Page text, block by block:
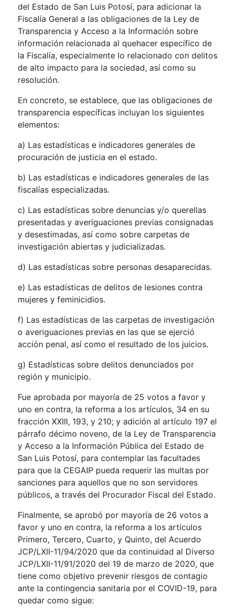
del Estado de San Luis Potosí, para adicionar la
Fiscalía General a las obligaciones de la Ley de
Transparencia y Acceso a la Información sobre
información relacionada al quehacer específico de
la Fiscalía, especialmente lo relacionado con delitos
de alto impacto para la sociedad, así como su
resolución.
En concreto, se establece, que las obligaciones de
transparencia específicas incluyan los siguientes
elementos:
a) Las estadísticas e indicadores generales de
procuración de justicia en el estado.
b) Las estadísticas e indicadores generales de las
fiscalías especializadas.
c) Las estadísticas sobre denuncias y/o querellas
presentadas y averiguaciones previas consignadas
y desestimadas, así como sobre carpetas de
investigación abiertas y judicializadas.
d) Las estadísticas sobre personas desaparecidas.
e) Las estadísticas de delitos de lesiones contra
mujeres y feminicidios.
f) Las estadísticas de las carpetas de investigación
o averiguaciones previas en las que se ejerció
acción penal, así como el resultado de los juicios.
g) Estadísticas sobre delitos denunciados por
región y municipio.
Fue aprobada por mayoría de 25 votos a favor y
uno en contra, la reforma a los artículos, 34 en su
fracción XXIII, 193, y 210; y adición al artículo 197 el
párrafo décimo noveno, de la Ley de Transparencia
y Acceso a la Información Pública del Estado de
San Luis Potosí, para contemplar las facultades
para que la CEGAIP pueda requerir las multas por
sanciones para aquellos que no son servidores
públicos, a través del Procurador Fiscal del Estado.
Finalmente, se aprobó por mayoría de 26 votos a
favor y uno en contra, la reforma a los artículos
Primero, Tercero, Cuarto, y Quinto, del Acuerdo
JCP/LXII-11/94/2020 que da continuidad al Diverso
JCP/LXII-11/91/2020 del 19 de marzo de 2020, que
tiene como objetivo prevenir riesgos de contagio
ante la contingencia sanitaria por el COVID-19, para
quedar como sigue: